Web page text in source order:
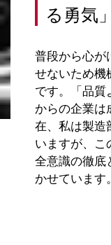
る勇気
普段から心が
せないため機
です。「品質
からの企業は
在、私は製造
いますが、こ
全意識の徹底
かせています。